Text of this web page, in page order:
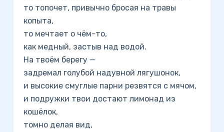
то топочет, привычно бросая на травы
копыта,
то мечтает о чём-то,
как медный, застыв над водой.
На твоём берегу —
задремал голубой надувной лягушонок,
и высокие смуглые парни резвятся с мячом,
и подружки твои достают лимонад из
кошёлок,
томно делая вид,